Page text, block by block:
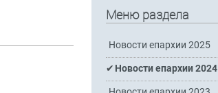
Меню раздела
Новости епархии 2025
Новости епархии 2024